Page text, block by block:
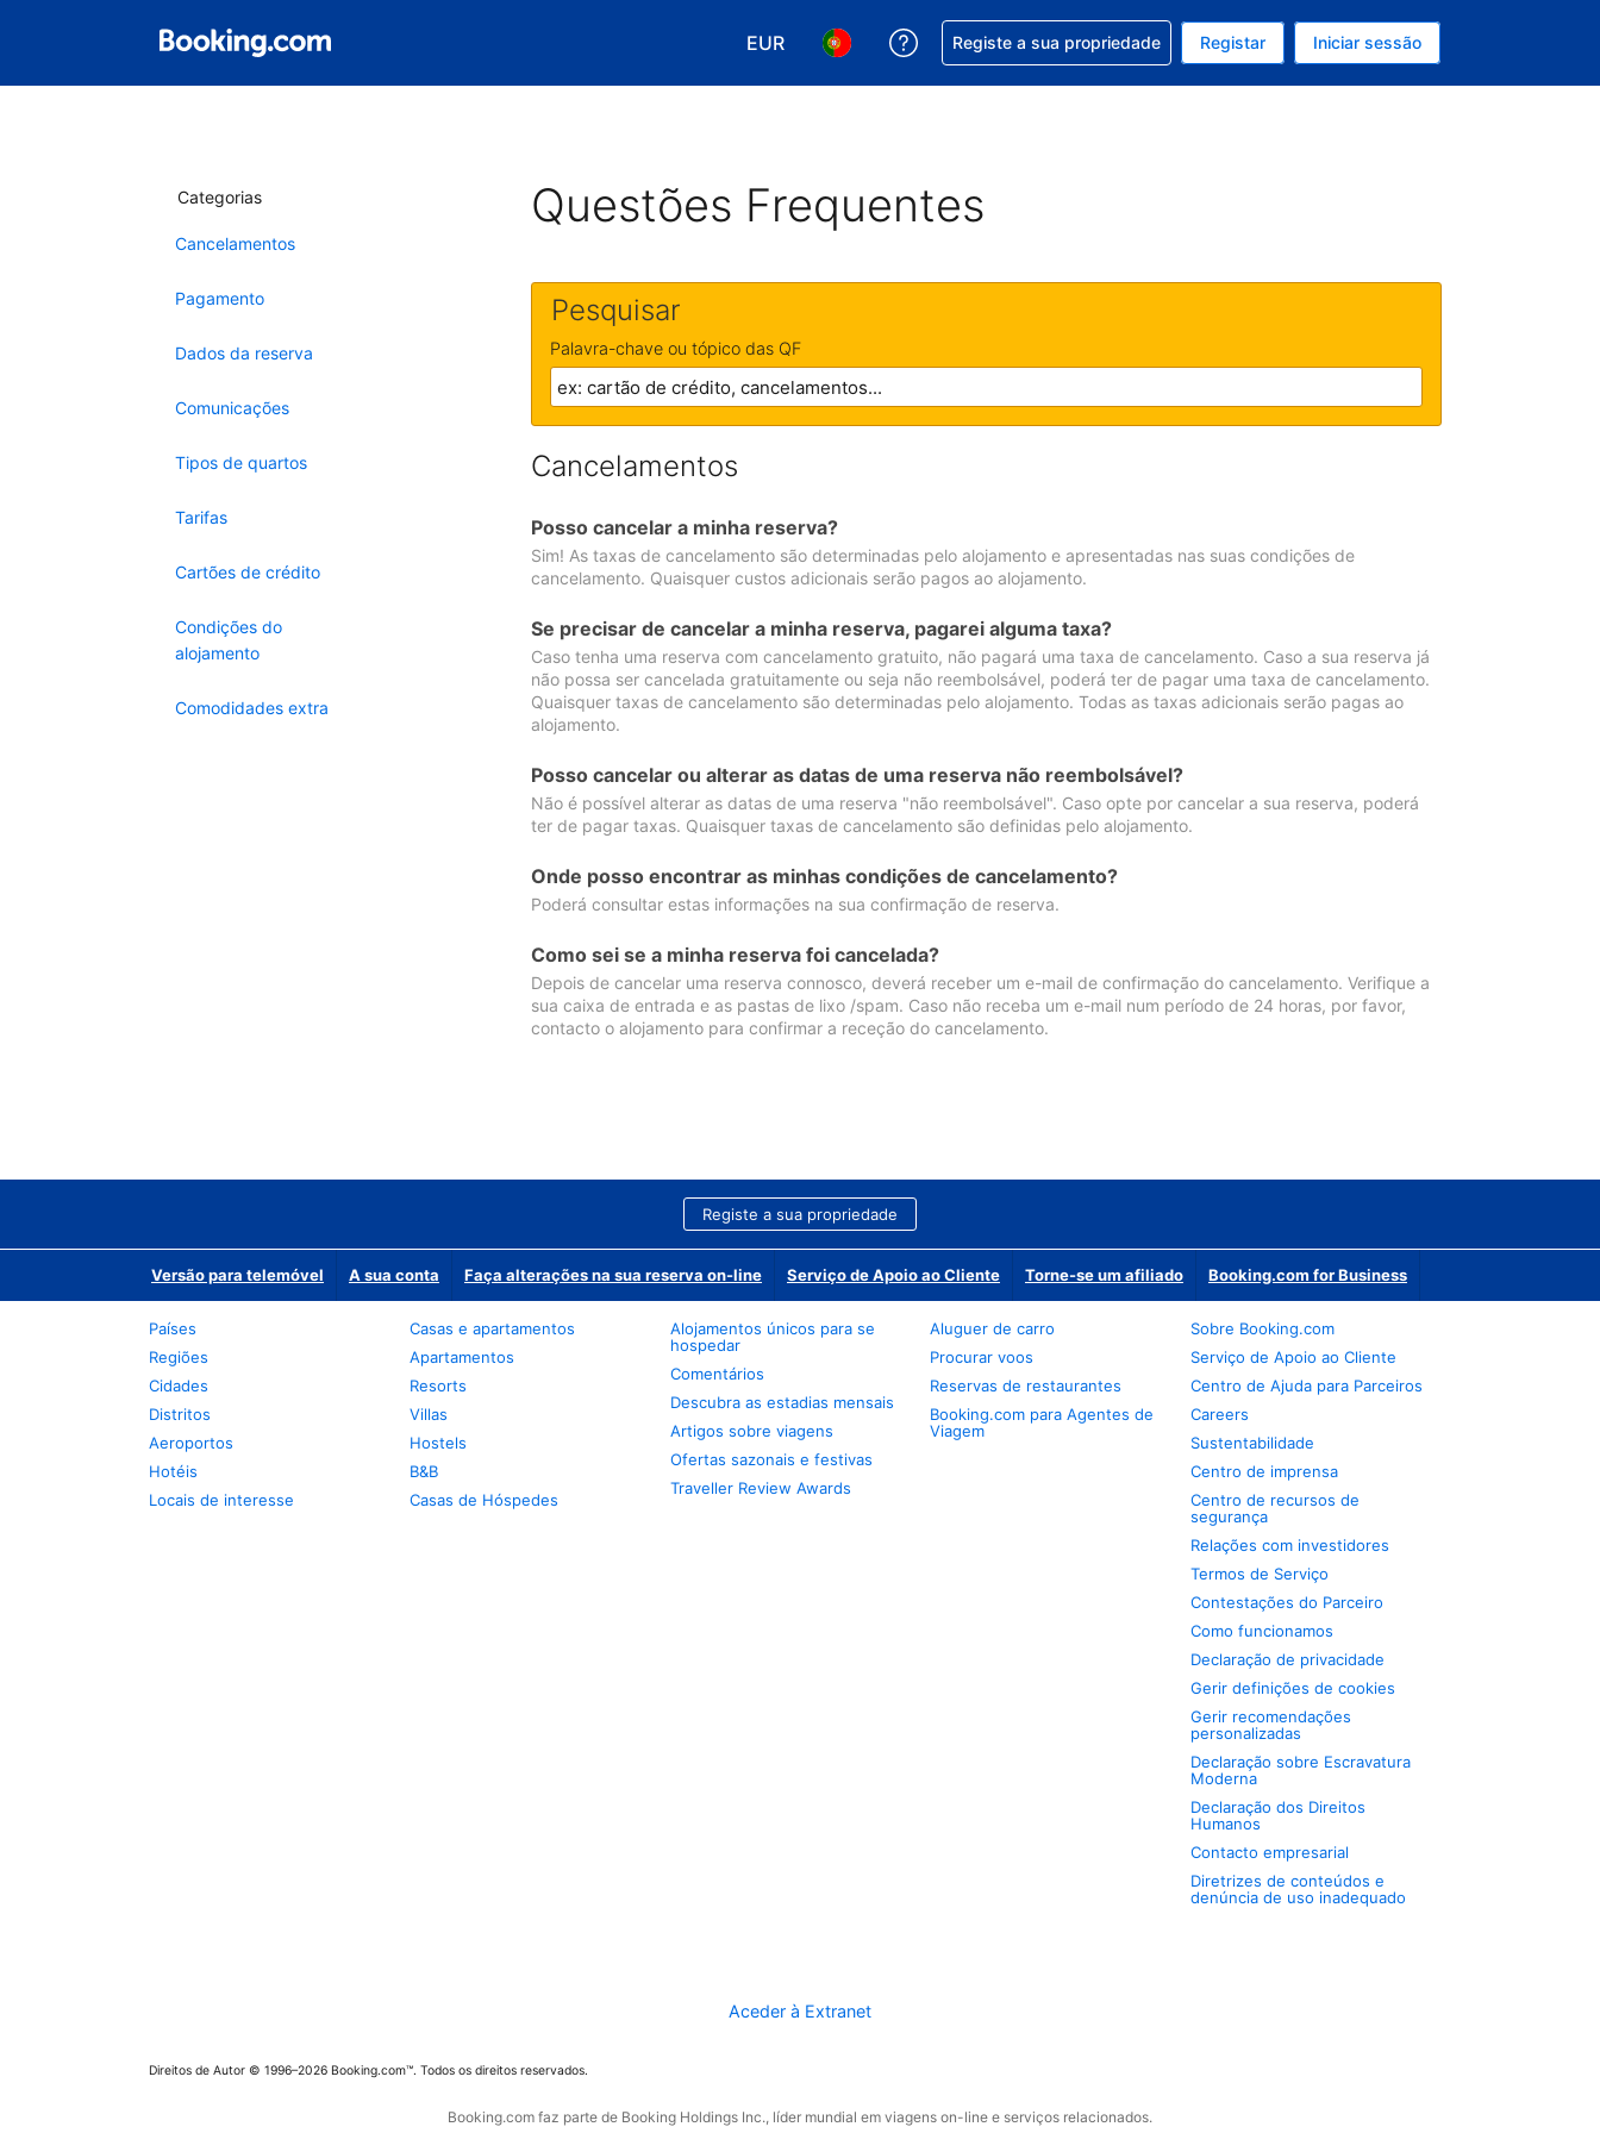
EUR
Escolha a sua moeda. A sua moeda atual é EUR
Escolha o seu idioma. O seu idioma atual é Português
Obtenha ajuda com a sua reserva
Registe a sua propriedade Registar Iniciar sessão
Categorias
Cancelamentos
Pagamento
Dados da reserva
Comunicações
Tipos de quartos
Tarifas
Cartões de crédito
Condições do
alojamento
Comodidades extra
Questões Frequentes
Pesquisar
Palavra-chave ou tópico das QF
Cancelamentos
Posso cancelar a minha reserva?
Sim! As taxas de cancelamento são determinadas pelo alojamento e apresentadas nas suas condições de
cancelamento. Quaisquer custos adicionais serão pagos ao alojamento.
Se precisar de cancelar a minha reserva, pagarei alguma taxa?
Caso tenha uma reserva com cancelamento gratuito, não pagará uma taxa de cancelamento. Caso a sua reserva já
não possa ser cancelada gratuitamente ou seja não reembolsável, poderá ter de pagar uma taxa de cancelamento.
Quaisquer taxas de cancelamento são determinadas pelo alojamento. Todas as taxas adicionais serão pagas ao
alojamento.
Posso cancelar ou alterar as datas de uma reserva não reembolsável?
Não é possível alterar as datas de uma reserva "não reembolsável". Caso opte por cancelar a sua reserva, poderá
ter de pagar taxas. Quaisquer taxas de cancelamento são definidas pelo alojamento.
Onde posso encontrar as minhas condições de cancelamento?
Poderá consultar estas informações na sua confirmação de reserva.
Como sei se a minha reserva foi cancelada?
Depois de cancelar uma reserva connosco, deverá receber um e-mail de confirmação do cancelamento. Verifique a
sua caixa de entrada e as pastas de lixo /spam. Caso não receba um e-mail num período de 24 horas, por favor,
contacto o alojamento para confirmar a receção do cancelamento.
Registe a sua propriedade
Versão para telemóvel A sua conta Faça alterações na sua reserva on-line Serviço de Apoio ao Cliente Torne-se um afiliado Booking.com for Business
Países
Regiões
Cidades
Distritos
Aeroportos
Hotéis
Locais de interesse
Casas e apartamentos
Apartamentos
Resorts
Villas
Hostels
B&B
Casas de Hóspedes
Alojamentos únicos para se
hospedar
Comentários
Descubra as estadias mensais
Artigos sobre viagens
Ofertas sazonais e festivas
Traveller Review Awards
Aluguer de carro
Procurar voos
Reservas de restaurantes
Booking.com para Agentes de
Viagem
Sobre Booking.com
Serviço de Apoio ao Cliente
Centro de Ajuda para Parceiros
Careers
Sustentabilidade
Centro de imprensa
Centro de recursos de
segurança
Relações com investidores
Termos de Serviço
Contestações do Parceiro
Como funcionamos
Declaração de privacidade
Gerir definições de cookies
Gerir recomendações
personalizadas
Declaração sobre Escravatura
Moderna
Declaração dos Direitos
Humanos
Contacto empresarial
Diretrizes de conteúdos e
denúncia de uso inadequado
Aceder à Extranet
Direitos de Autor © 1996–2026 Booking.com™. Todos os direitos reservados.
Booking.com faz parte de Booking Holdings Inc., líder mundial em viagens on-line e serviços relacionados.